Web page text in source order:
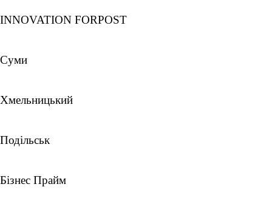
INNOVATION FORPOST
Суми
Хмельницький
Подільськ
Бізнес Прайм